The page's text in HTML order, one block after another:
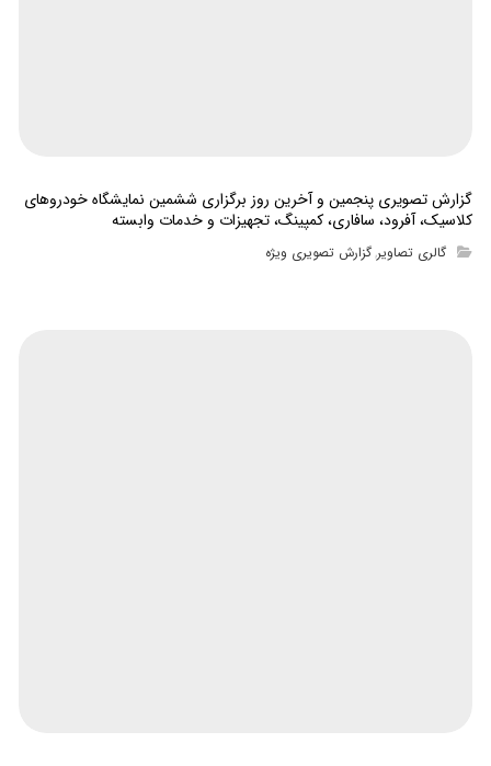
گزارش تصویری پنجمین و آخرین روز برگزاری ششمین نمایشگاه خودروهای
کلاسیک، آفرود، سافاری، کمپینگ، تجهیزات و خدمات وابسته
گالری تصاویر,گزارش تصویری ویژه